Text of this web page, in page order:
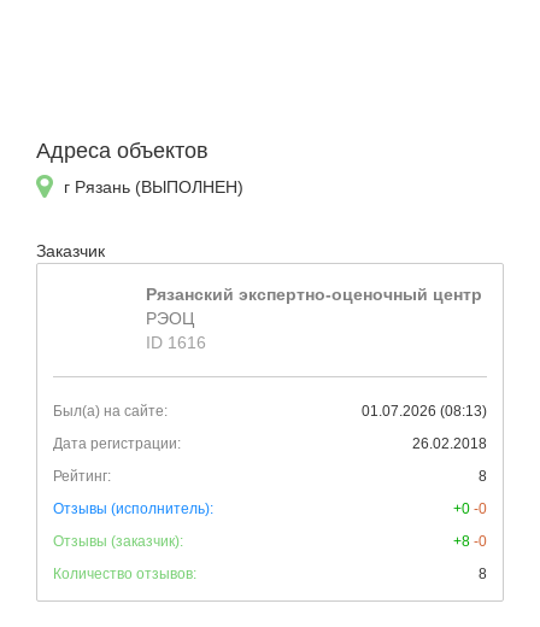
Адреса объектов
г Рязань (ВЫПОЛНЕН)
Заказчик
Рязанский экспертно-оценочный центр
РЭОЦ
ID 1616
Был(а) на сайте:
01.07.2026 (08:13)
Дата регистрации:
26.02.2018
Рейтинг:
8
Отзывы (исполнитель):
+0 -0
Отзывы (заказчик):
+8 -0
Количество отзывов:
8